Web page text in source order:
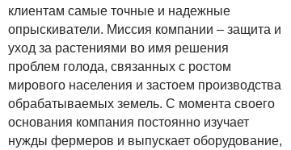
клиентам самые точные и надежные
опрыскиватели. Миссия компании – защита и
уход за растениями во имя решения
проблем голода, связанных с ростом
мирового населения и застоем производства
обрабатываемых земель. С момента своего
основания компания постоянно изучает
нужды фермеров и выпускает оборудование,